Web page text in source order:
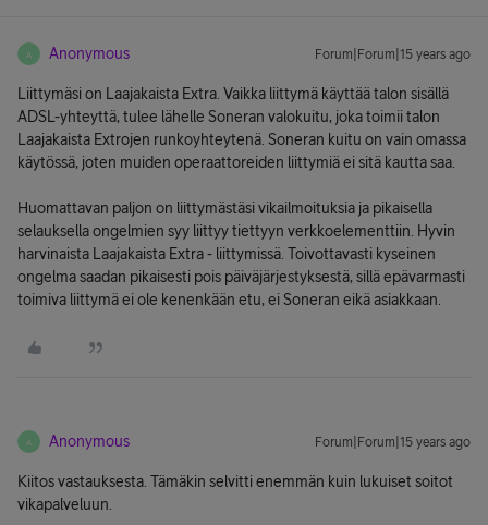
A Anonymous Forum|Forum|15 years ago
Liittymäsi on Laajakaista Extra. Vaikka liittymä käyttää talon sisällä
ADSL-yhteyttä, tulee lähelle Soneran valokuitu, joka toimii talon
Laajakaista Extrojen runkoyhteytenä. Soneran kuitu on vain omassa
käytössä, joten muiden operaattoreiden liittymiä ei sitä kautta saa.
Huomattavan paljon on liittymästäsi vikailmoituksia ja pikaisella
selauksella ongelmien syy liittyy tiettyyn verkkoelementtiin. Hyvin
harvinaista Laajakaista Extra - liittymissä. Toivottavasti kyseinen
ongelma saadan pikaisesti pois päiväjärjestyksestä, sillä epävarmasti
toimiva liittymä ei ole kenenkään etu, ei Soneran eikä asiakkaan.
A Anonymous Forum|Forum|15 years ago
Kiitos vastauksesta. Tämäkin selvitti enemmän kuin lukuiset soitot
vikapalveluun.